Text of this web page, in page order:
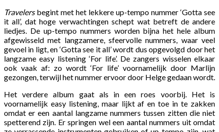
Travelersbegint met het lekkere up-tempo nummer ‘Gotta see
it all’, dat hoge verwachtingen schept wat betreft de andere
liedjes. De up-tempo nummers worden bijna het hele album
afgewisseld met langzamere, sfeervolle nummers, waar veel
gevoel in ligt, en ‘Gotta see it all’ wordt dus opgevolgd door het
langzame easy listening ‘For life’. De zangers wisselen elkaar
ook vaak af: zo wordt ‘For life’ voornamelijk door Marlijn
gezongen, terwijl het nummer ervoor door Helge gedaan wordt.
Het verdere album gaat als in een roes voorbij. Het is
voornamelijk easy listening, maar lijkt af en toe in te zakken
omdat er een aantal langzame nummers tussen zitten die niet
spetterend zijn. Er springen wel een aantal nummers uit omdat